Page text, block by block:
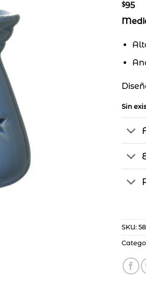
$95
Sin
SKU: